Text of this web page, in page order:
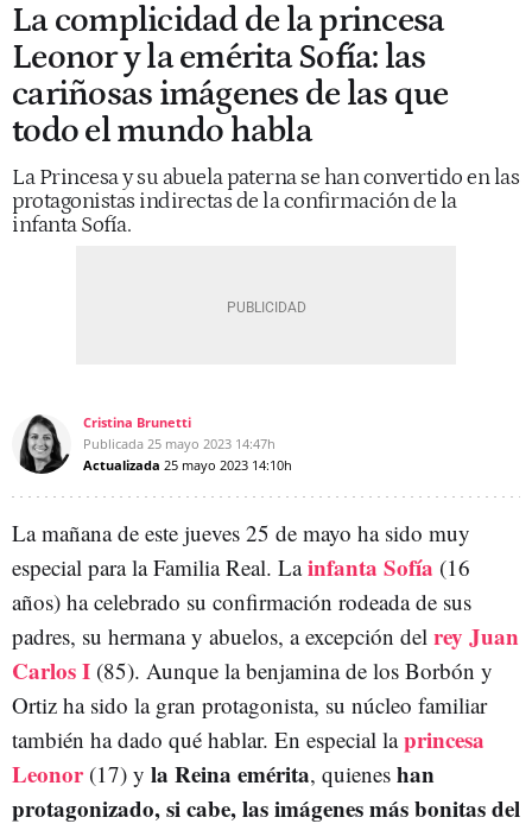
La complicidad de la princesa
Leonor y la emérita Sofía: las
cariñosas imágenes de las que
todo el mundo habla
La Princesa y su abuela paterna se han convertido en las
protagonistas indirectas de la confirmación de la
infanta Sofía.
Cristina Brunetti
Publicada 25 mayo 2023 14:47h
Actualizada 25 mayo 2023 14:10h
La mañana de este jueves 25 de mayo ha sido muy
especial para la Familia Real. Lainfanta Sofía (16
años) ha celebrado su confirmación rodeada de sus
padres, su hermana y abuelos, a excepción del rey Juan
Carlos I (85). Aunque la benjamina de los Borbón y
Ortiz ha sido la gran protagonista, su núcleo familiar
también ha dado qué hablar. En especial laprincesa
Leonor(17) y la Reina emérita, quienes han
protagonizado, si cabe, las imágenes más bonitas del